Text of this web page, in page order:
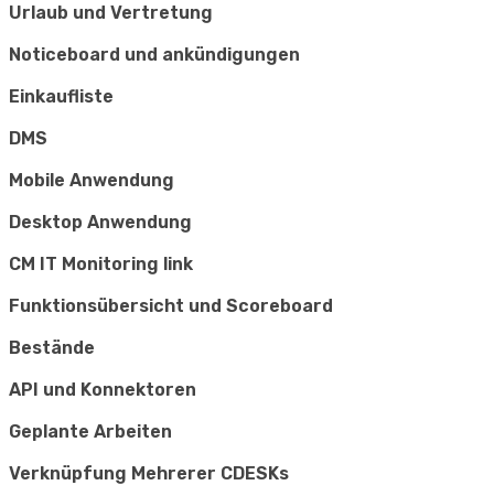
Urlaub und Vertretung
Noticeboard und ankündigungen
Einkaufliste
DMS
Mobile Anwendung
Desktop Anwendung
CM IT Monitoring link
Funktionsübersicht und Scoreboard
Bestände
API und Konnektoren
Geplante Arbeiten
Verknüpfung Mehrerer CDESKs